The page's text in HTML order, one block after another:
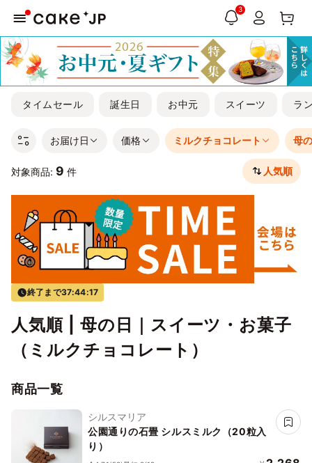
3
タイムセール 誕生日 お中元 スイーツ ラ
お届け日 価格 ミルクチョコレート 母
対象商品: 9 件 人気順
終了まで37:44:17
人気順 | 母の日｜スイーツ・お菓子
（ミルクチョコレート）
商品一覧
シルスマリア
公園通りの石畳 シルスミルク（20粒入
り）